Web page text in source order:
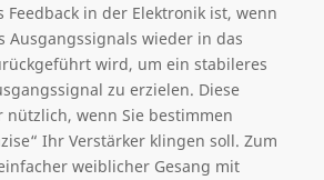
Feedback in der Elektronik ist, wenn
Ausgangssignals wieder in das
wird, um ein stabileres
zu erzielen. Diese
nützlich, wenn Sie bestimmen
Ihr Verstärker klingen soll. Zum
weiblicher Gesang mit